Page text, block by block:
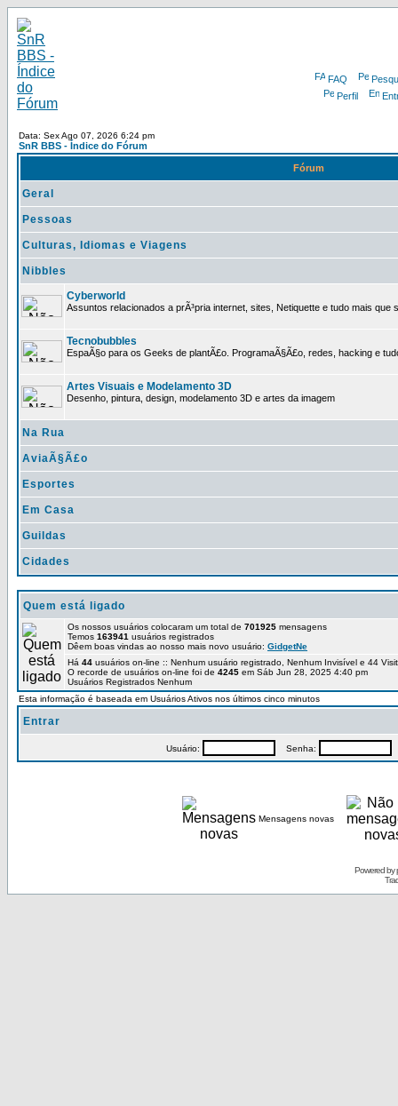
FAQ
Perfil
Data: Sex Ago 07, 2026 6:24 pm
SnR BBS - Índice do Fórum
Fórum
Geral
Pessoas
Culturas, Idiomas e Viagens
Nibbles
Cyberworld
Assuntos relacionados a prÃ³pria internet, sites, Netiquette e tudo mais que
Tecnobubbles
EspaÃ§o para os Geeks de plantÃ£o. ProgramaÃ§Ã£o, redes, hacking e
Artes Visuais e Modelamento 3D
Desenho, pintura, design, modelamento 3D e artes da imagem
Na Rua
AviaÃ§Ã£o
Esportes
Em Casa
Guildas
Cidades
Quem está ligado
Os nossos usuários colocaram um total de 701925 mensagens
Temos 163941 usuários registrados
Dêem boas vindas ao nosso mais novo usuário: GidgetNe
Há 44 usuários on-line :: Nenhum usuário registrado, Nenhum Invisível e 44
O recorde de usuários on-line foi de 4245 em Sáb Jun 28, 2025 4:40 pm
Usuários Registrados Nenhum
Esta informação é baseada em Usuários Ativos nos últimos cinco minutos
Entrar
Usuário: Senha:
Mensagens novas
Powered by